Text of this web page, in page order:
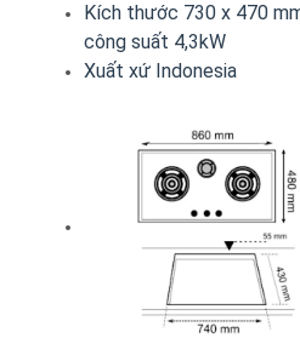
Kích thước 730 x 470
công suất 4,3kW
Xuất xứ Indonesia